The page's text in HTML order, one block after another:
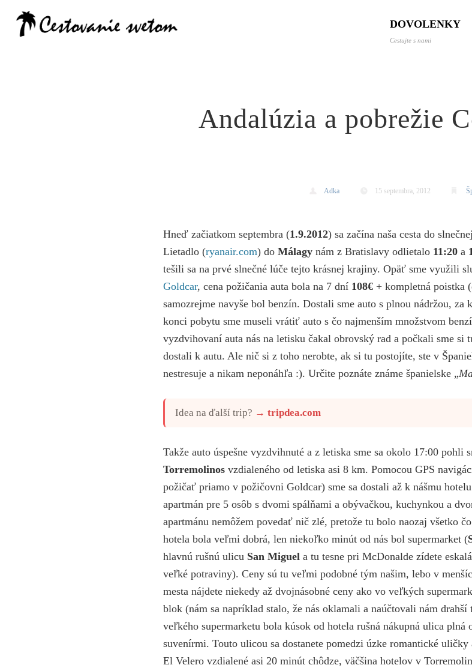
DOVOLENKY
Cestujte s nami
Andalúzia a pobrežie
Adka 15 septembra, 2012
Hneď začiatkom septembra (1.9.2012) sa začína naša cesta do slnečnej
Lietadlo (ryanair.com) do Málagy nám z Bratislavy odlietalo 11:20 a
tešili sa na prvé slnečné lúče tejto krásnej krajiny. Opäť sme využili
Goldcar, cena požičania auta bola na 7 dní 108€ + kompletná poistka
samozrejme navyše bol benzín. Dostali sme auto s plnou nádržou, za
konci pobytu sme museli vrátiť auto s čo najmenším množstvom
vyzdvihovaní auta nás na letisku čakal obrovský rad a počkali sme si
dostali k autu. Ale nič si z toho nerobte, ak si tu postojíte, ste v
nestresuje a nikam neponáhľa :). Určite poznáte známe španielske „
Idea na ďalší trip? → tripdea.com
Takže auto úspešne vyzdvihnuté a z letiska sme sa okolo 17:00 pohli
Torremolinos vzdialeného od letiska asi 8 km. Pomocou GPS
požičať priamo v požičovni Goldcar) sme sa dostali až k nášmu
apartmán pre 5 osôb s dvomi spálňami a obývačkou, kuchynkou a
apartmánu nemôžem povedať nič zlé, pretože tu bolo naozaj všetko
hotela bola veľmi dobrá, len niekoľko minút od nás bol supermarket (
hlavnú rušnú ulicu San Miguel a tu tesne pri McDonalde zídete
veľké potraviny). Ceny sú tu veľmi podobné tým našim, lebo v
mesta nájdete niekedy až dvojnásobné ceny ako vo veľkých
blok (nám sa napríklad stalo, že nás oklamali a naúčtovali nám
veľkého supermarketu bola kúsok od hotela rušná nákupná ulica plná
suvenírmi. Touto ulicou sa dostanete pomedzi úzke romantické
El Velero vzdialené asi 20 minút chôdze, väčšina hotelov v